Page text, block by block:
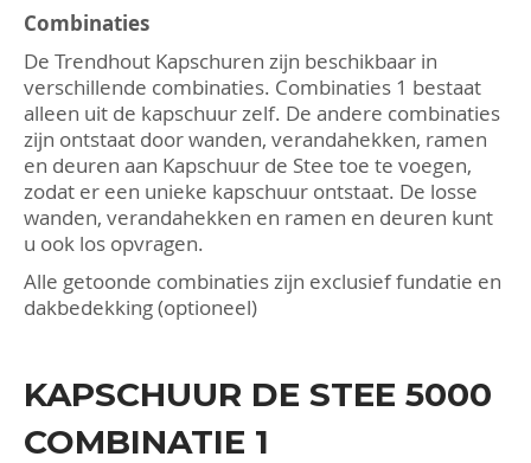
Combinaties
De Trendhout Kapschuren zijn beschikbaar in
verschillende combinaties. Combinaties 1 bestaat
alleen uit de kapschuur zelf. De andere combinaties
zijn ontstaat door wanden, verandahekken, ramen
en deuren aan Kapschuur de Stee toe te voegen,
zodat er een unieke kapschuur ontstaat. De losse
wanden, verandahekken en ramen en deuren kunt
u ook los opvragen.
Alle getoonde combinaties zijn exclusief fundatie en
dakbedekking (optioneel)
KAPSCHUUR DE STEE 5000
COMBINATIE 1